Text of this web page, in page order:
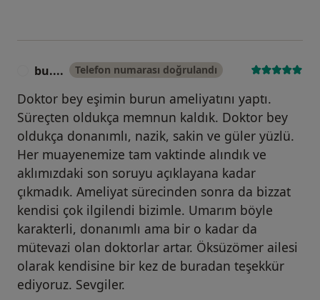
bu.... Telefon numarası doğrulandı
Doktor bey eşimin burun ameliyatını yaptı.
Süreçten oldukça memnun kaldık. Doktor bey
oldukça donanımlı, nazik, sakin ve güler yüzlü.
Her muayenemize tam vaktinde alındık ve
aklımızdaki son soruyu açıklayana kadar
çıkmadık. Ameliyat sürecinden sonra da bizzat
kendisi çok ilgilendi bizimle. Umarım böyle
karakterli, donanımlı ama bir o kadar da
mütevazi olan doktorlar artar. Öksüzömer ailesi
olarak kendisine bir kez de buradan teşekkür
ediyoruz. Sevgiler.